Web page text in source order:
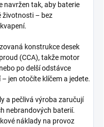
navržen tak, aby baterie
životnosti – bez
konstrukce desek
(CCA), takže motor
po delší odstávce
jen otočíte klíčem a jedete.
a pečlivá výroba zaručují
nebrandových baterií.
náklady na provoz